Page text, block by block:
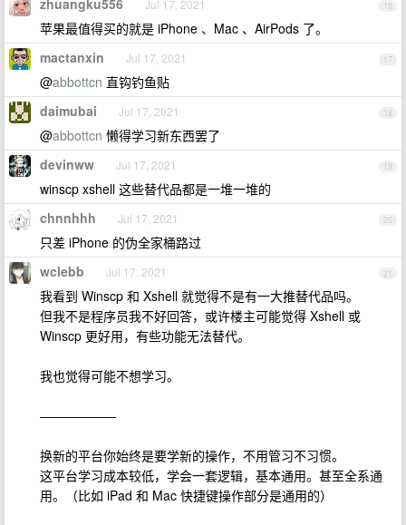
16
zhuangku556 Jul 17, 2021
苹果最值得买的就是 iPhone 、Mac 、AirPods 了。
17
mactanxin Jul 17, 2021
@abbottcn 直钩钓鱼贴
18
daimubai Jul 17, 2021
@abbottcn 懒得学习新东西罢了
19
devinww Jul 17, 2021
winscp xshell 这些替代品都是一堆一堆的
20
chnnhhh Jul 17, 2021
只差 iPhone 的伪全家桶路过
21
wclebb Jul 17, 2021
我看到 Winscp 和 Xshell 就觉得不是有一大推替代品吗。
但我不是程序员我不好回答，或许楼主可能觉得 Xshell 或
Winscp 更好用，有些功能无法替代。
我也觉得可能不想学习。
——————
换新的平台你始终是要学新的操作，不用管习不习惯。
这平台学习成本较低，学会一套逻辑，基本通用。甚至全系通
用。（比如 iPad 和 Mac 快捷键操作部分是通用的）